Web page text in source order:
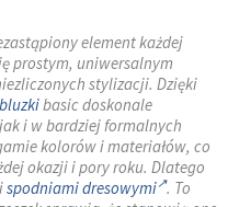
element każdej
prostym, uniwersalnym
stylizacji. Dzięki
bluzkibasic doskonale
i w bardziej formalnych
kolorów i materiałów, co
okazji i pory roku. Dlatego
spodniami dresowymi . To